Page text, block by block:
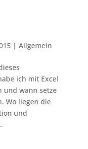
| Allgemein
ich mit Excel
und wann setze
Wo liegen die
und